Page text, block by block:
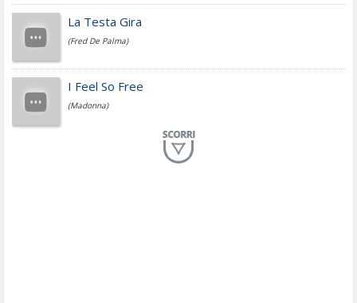
Fedez
Simone Cristicchi
La Testa Gira
(Fred De Palma)
I Feel So Free
(Madonna)